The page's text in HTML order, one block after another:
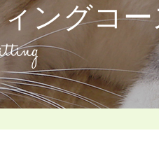
ペット 介護&ケアコース
ングコ